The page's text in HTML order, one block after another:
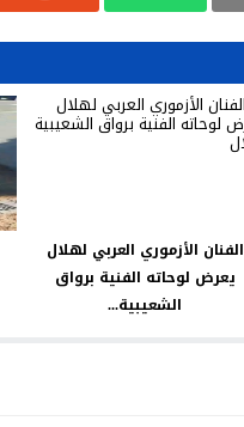
الفنان الأزموري العربي لهلال
يعرض لوحاته الفنية برواق
الشعيبية...